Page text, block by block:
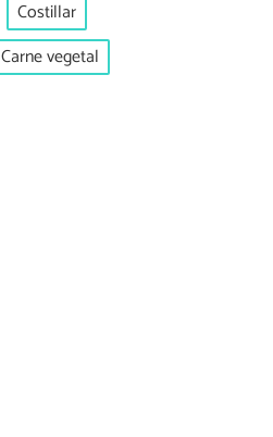
Costillar
Carne vegetal